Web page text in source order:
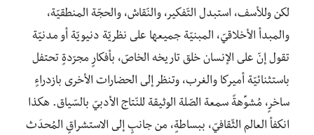
لكن وللأسف، استبدل التّفكير، والنّقاش، والحجّة المنطقيّة،
والمبدأ الأخلاقيّ، المبنيّة جميعها على نظريّة دنيويّة أو مدنيّة
تقول إنّ على الإنسان خلق تاريخه الخاصّ، بأفكارٍ مجرّدةٍ تحتفل
باستثنائيّة أميركا والغرب، وتنظر إلى الحضارات الأخرى بازدراءٍ
ساخرٍ، مُشوِّهةً سمعة الصّلة الوثيقة للنّتاج الأدبيّ بالسّياق. هكذا
انكفأ العالم الثّقافيّ، ببساطةٍ، من جانبٍ إلى الاستشراقٍ المُحدَث